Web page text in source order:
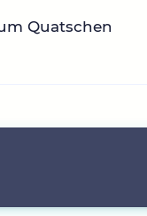
Quatschen